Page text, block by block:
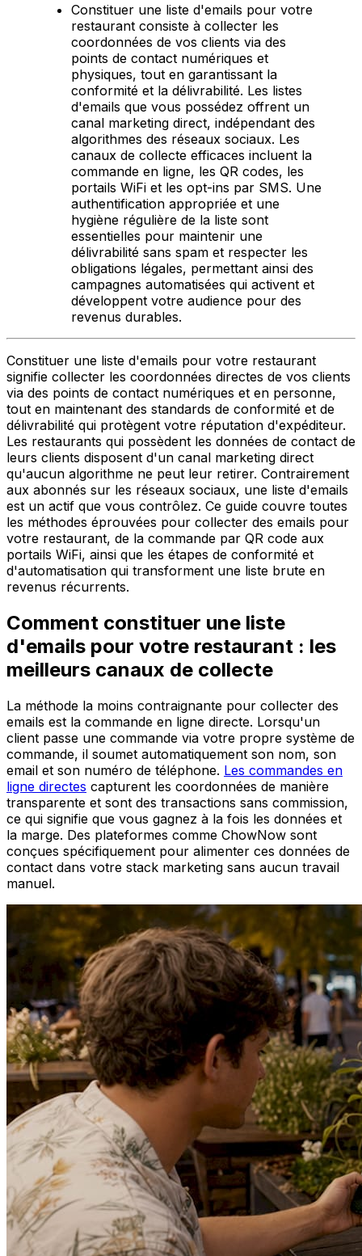
Constituer une liste d'emails pour votre
restaurant consiste à collecter les
coordonnées de vos clients via des
points de contact numériques et
physiques, tout en garantissant la
conformité et la délivrabilité. Les listes
d'emails que vous possédez offrent un
canal marketing direct, indépendant des
algorithmes des réseaux sociaux. Les
canaux de collecte efficaces incluent la
commande en ligne, les QR codes, les
portails WiFi et les opt-ins par SMS. Une
authentification appropriée et une
hygiène régulière de la liste sont
essentielles pour maintenir une
délivrabilité sans spam et respecter les
obligations légales, permettant ainsi des
campagnes automatisées qui activent et
développent votre audience pour des
revenus durables.
Constituer une liste d'emails pour votre restaurant
signifie collecter les coordonnées directes de vos clients
via des points de contact numériques et en personne,
tout en maintenant des standards de conformité et de
délivrabilité qui protègent votre réputation d'expéditeur.
Les restaurants qui possèdent les données de contact de
leurs clients disposent d'un canal marketing direct
qu'aucun algorithme ne peut leur retirer. Contrairement
aux abonnés sur les réseaux sociaux, une liste d'emails
est un actif que vous contrôlez. Ce guide couvre toutes
les méthodes éprouvées pour collecter des emails pour
votre restaurant, de la commande par QR code aux
portails WiFi, ainsi que les étapes de conformité et
d'automatisation qui transforment une liste brute en
revenus récurrents.
Comment constituer une liste
d'emails pour votre restaurant : les
meilleurs canaux de collecte
La méthode la moins contraignante pour collecter des
emails est la commande en ligne directe. Lorsqu'un
client passe une commande via votre propre système de
commande, il soumet automatiquement son nom, son
email et son numéro de téléphone. Les commandes en
ligne directes capturent les coordonnées de manière
transparente et sont des transactions sans commission,
ce qui signifie que vous gagnez à la fois les données et
la marge. Des plateformes comme ChowNow sont
conçues spécifiquement pour alimenter ces données de
contact dans votre stack marketing sans aucun travail
manuel.